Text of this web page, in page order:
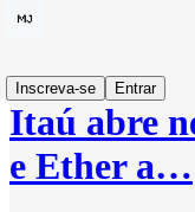
Inscreva-se
Entrar
Itaú abre
e Ether a…